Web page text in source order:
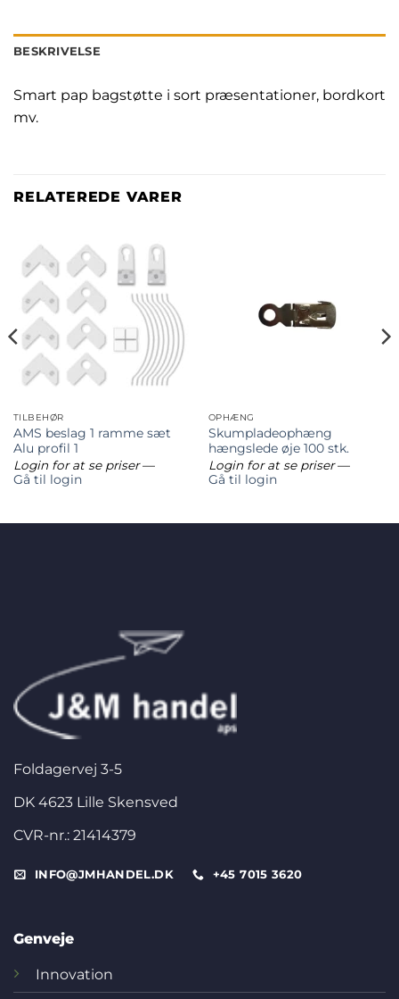
BESKRIVELSE
Smart pap bagstøtte i sort præsentationer, bordkort
mv.
RELATEREDE VARER
TILBEHØR
AMS beslag 1 ramme sæt
Alu profil 1
Login for at se priser—
Gå til login
OPHÆNG
Skumpladeophæng
hængslede øje 100 stk.
Login for at se priser—
Gå til login
Foldagervej 3-5
DK 4623 Lille Skensved
CVR-nr.: 21414379
INFO@JMHANDEL.DK +45 7015 3620
Genveje
Innovation